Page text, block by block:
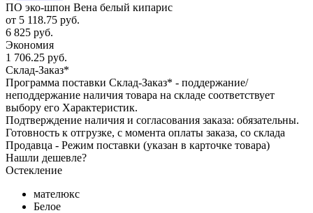
ПО эко-шпон Вена белый кипарис
от 5 118.75 руб.
6 825 руб.
Экономия
1 706.25 руб.
Склад-Заказ*
Программа поставки Склад-Заказ* - поддержание/
неподдержание наличия товара на складе соответствует
выбору его Характеристик.
Подтверждение наличия и согласования заказа: обязательны.
Готовность к отгрузке, с момента оплаты заказа, со склада
Продавца - Режим поставки (указан в карточке товара)
Нашли дешевле?
Остекление
мателюкс
Белое